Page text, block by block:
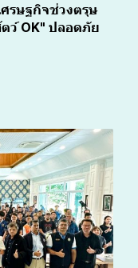
รษฐกิจช่วงตรุษ
ว์ OK" ปลอดภัย